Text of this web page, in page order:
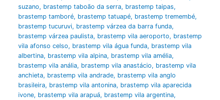
suzano, brastemp taboão da serra, brastemp taipas,
brastemp tamboré, brastemp tatuapé, brastemp tremembé,
brastemp tucuruvi, brastemp várzea da barra funda,
brastemp várzea paulista, brastemp vila aeroporto, brastemp
vila afonso celso, brastemp vila água funda, brastemp vila
albertina, brastemp vila alpina, brastemp vila amélia,
brastemp vila anália, brastemp vila anastácio, brastemp vila
anchieta, brastemp vila andrade, brastemp vila anglo
brasileira, brastemp vila antonina, brastemp vila aparecida
ivone, brastemp vila arapuá, brastemp vila argentina,